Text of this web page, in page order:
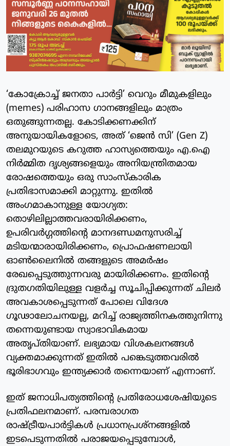
‘കോക്രോച്ച് ജനതാ പാർട്ടി’ വെറും മീമുകളിലും
(memes) പരിഹാസ ഗാനങ്ങളിലും മാത്രം
ഒതുങ്ങുന്നതല്ല. കോടിക്കണക്കിന്
അനുയായികളോടെ, അത് ‘ജെൻ സി’ (Gen Z)
തലമുറയുടെ കറുത്ത ഹാസ്യത്തെയും എ.ഐ
നിർമ്മിത ദൃശ്യങ്ങളെയും അനിയന്ത്രിതമായ
രോഷത്തെയും ഒരു സാംസ്കാരിക
പ്രതിഭാസമാക്കി മാറ്റുന്നു. ഇതിൽ
അംഗമാകാനുള്ള യോഗ്യത:
തൊഴിലില്ലാത്തവരായിരിക്കണം,
ഉപരിവർഗ്ഗത്തിന്റെ മാനദണ്ഡമനുസരിച്ച്
മടിയന്മാരായിരിക്കണം, പ്രൊഫഷണലായി
ഓൺലൈനിൽ തങ്ങളുടെ അമർഷം
രേഖപ്പെടുത്തുന്നവരു മായിരിക്കണം. ഇതിന്റെ
ദ്രുതഗതിയിലുള്ള വളർച്ച സൂചിപ്പിക്കുന്നത് ചിലർ
അവകാശപ്പെടുന്നത് പോലെ വിദേശ
ഗൂഢാലോചനയല്ല, മറിച്ച് രാജ്യത്തിനകത്തുനിന്നു
തന്നെയുണ്ടായ സ്വാഭാവികമായ
അതൃപ്തിയാണ്. ലഭ്യമായ വിശകലനങ്ങൾ
വ്യക്തമാക്കുന്നത് ഇതിൽ പങ്കെടുത്തവരിൽ
ഭൂരിഭാഗവും ഇന്ത്യക്കാർ തന്നെയാണ് എന്നാണ്.
ഇത് ജനാധിപത്യത്തിന്റെ പ്രതിരോധശേഷിയുടെ
പ്രതിഫലനമാണ്. പരമ്പരാഗത
രാഷ്ട്രീയപാർട്ടികൾ പ്രധാനപ്രശ്നങ്ങളിൽ
ഇടപെടുന്നതിൽ പരാജയപ്പെടുമ്പോൾ,